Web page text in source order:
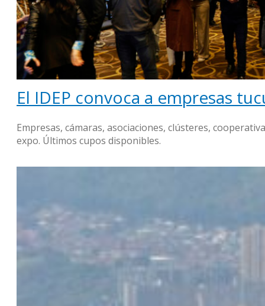
El IDEP convoca a empresas
Empresas, cámaras, asociaciones, clústeres,
expo. Últimos cupos disponibles.